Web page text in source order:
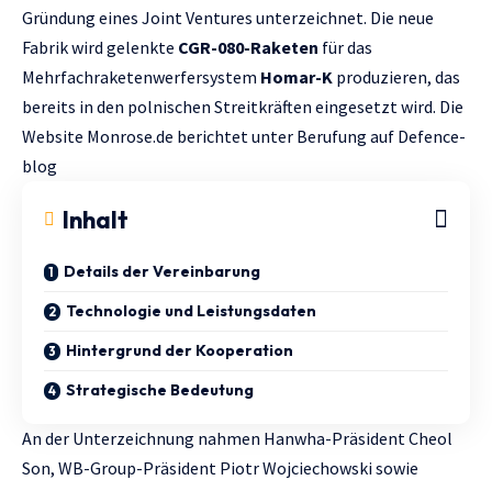
Gründung eines Joint Ventures unterzeichnet. Die neue
Fabrik wird gelenkte CGR-080-Raketen für das
Mehrfachraketenwerfersystem Homar-K produzieren, das
bereits in den polnischen Streitkräften eingesetzt wird. Die
Website Мonrose.de berichtet unter Berufung auf Defence-
blog
Inhalt
Details der Vereinbarung
Technologie und Leistungsdaten
Hintergrund der Kooperation
Strategische Bedeutung
An der Unterzeichnung nahmen Hanwha-Präsident Cheol
Son, WB-Group-Präsident Piotr Wojciechowski sowie